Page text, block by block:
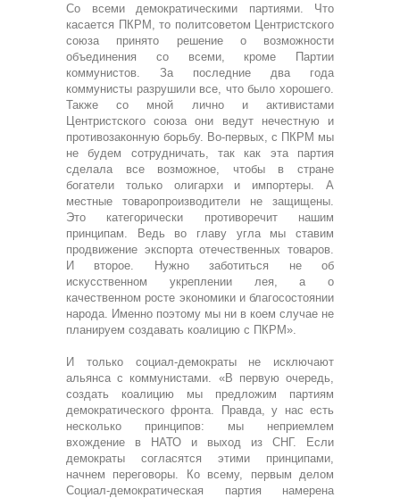
Со всеми демократическими партиями. Что
касается ПКРМ, то политсоветом Центристского
союза принято решение о возможности
объединения со всеми, кроме Партии
коммунистов. За последние два года
коммунисты разрушили все, что было хорошего.
Также со мной лично и активистами
Центристского союза они ведут нечестную и
противозаконную борьбу. Во-первых, с ПКРМ мы
не будем сотрудничать, так как эта партия
сделала все возможное, чтобы в стране
богатели только олигархи и импортеры. А
местные товаропроизводители не защищены.
Это категорически противоречит нашим
принципам. Ведь во главу угла мы ставим
продвижение экспорта отечественных товаров.
И второе. Нужно заботиться не об
искусственном укреплении лея, а о
качественном росте экономики и благосостоянии
народа. Именно поэтому мы ни в коем случае не
планируем создавать коалицию с ПКРМ».
И только социал-демократы не исключают
альянса с коммунистами. «В первую очередь,
создать коалицию мы предложим партиям
демократического фронта. Правда, у нас есть
несколько принципов: мы неприемлем
вхождение в НАТО и выход из СНГ. Если
демократы согласятся этими принципами,
начнем переговоры. Ко всему, первым делом
Социал-демократическая партия намерена